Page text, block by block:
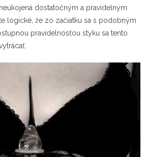
dostatočným a pravidelným
logické, že zo začiatku sa s podobným
pravidelnosťou styku sa tento